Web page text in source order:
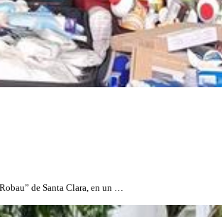
de Santa Clara, en un …